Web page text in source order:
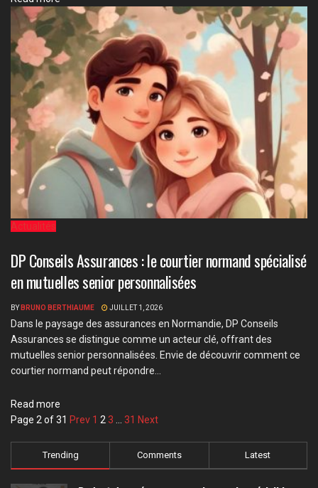
Actualités
DP Conseils Assurances : le courtier normand spécialisé
en mutuelles senior personnalisées
BY BRUNO BERTHIAUME JUILLET 1, 2026
Dans le paysage des assurances en Normandie, DP Conseils
Assurances se distingue comme un acteur clé, offrant des
mutuelles senior personnalisées. Envie de découvrir comment ce
courtier normand peut répondre...
Read more
Page 2 of 31 Prev 1 2 3 31 Next
Trending Comments Latest